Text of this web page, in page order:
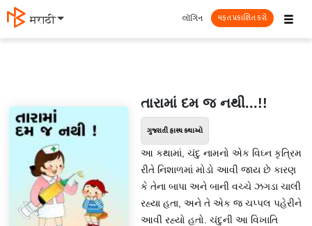
मराठी ☰
લૉગિન મફત પ્રકાશિત કરો
તારામાં દમ જ નથી...!!
ગુજરાતી હાસ્ય કથાઓ
આ કથામાં, ચંદુ નામનો એક વિઘ્ન કૃત્રિમ
રીતે નિશાળમાં મોડો આવી જાય છે કારણ
કે તેના બાપા અને બાની વચ્ચે ઝગડા ચાલી
રહ્યા હતા, અને તે એક જ ચપ્પલ પહેરીને
આવી રહ્યો હતો. ચંદુની આ વિખાતિ